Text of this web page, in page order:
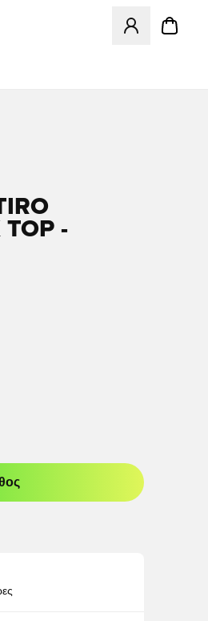
Ανοίγει ένα
-
ως μέλος